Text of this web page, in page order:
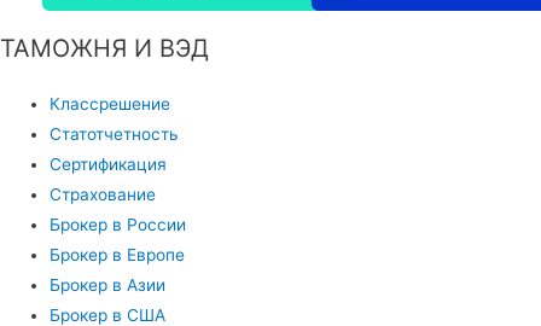
ТАМОЖНЯ И ВЭД
Классрешение
Статотчетность
Сертификация
Страхование
Брокер в России
Брокер в Европе
Брокер в Азии
Брокер в США